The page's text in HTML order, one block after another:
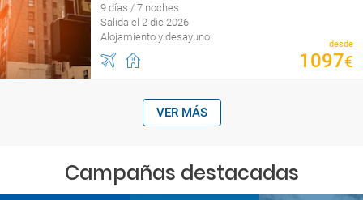
9 días / 7 noches
Salida el 2 dic 2026
Alojamiento y desayuno
desde
1097€
VER MÁS
Campañas destacadas